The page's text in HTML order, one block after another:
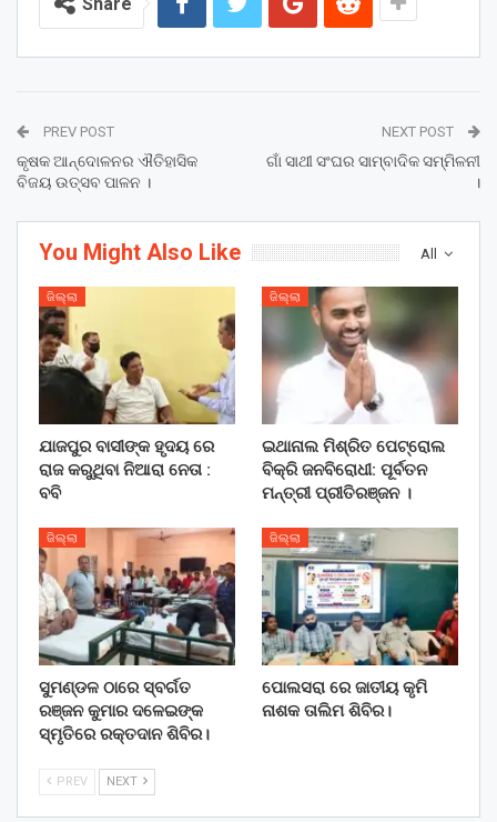
PREV POST
କୃଷକ ଆନ୍ଦୋଳନର ଐତିହାସିକ
ବିଜୟ ଉତ୍ସବ ପାଳନ ।
NEXT POST
ଗାଁ ସାଥୀ ସଂଘର ସାମ୍ବାଦିକ ସମ୍ମିଳନୀ
।
All
You Might Also Like
ଜିଲ୍ଲା
ଯାଜପୁର ବାସୀଙ୍କ ହୃଦୟ ରେ
ରାଜ କରୁଥିବା ନିଆରା ନେତା :
ବବି
ଜିଲ୍ଲା
ଇଥାନାଲ ମିଶ୍ରିତ ପେଟ୍ରୋଲ
ବିକ୍ରି ଜନବିରୋଧୀ: ପୂର୍ବତନ
ମନ୍ତ୍ରୀ ପ୍ରୀତିରଞ୍ଜନ ।
ଜିଲ୍ଲା
ସୁମଣ୍ଡଳ ଠାରେ ସ୍ବର୍ଗତ
ରଞ୍ଜନ କୁମାର ଦଳେଇଙ୍କ
ସ୍ମୃତିରେ ରକ୍ତଦାନ ଶିବିର।
ଜିଲ୍ଲା
ପୋଲସରା ରେ ଜାତୀୟ କୃମି
ନାଶକ ତାଲିମ ଶିବିର।
PREV NEXT